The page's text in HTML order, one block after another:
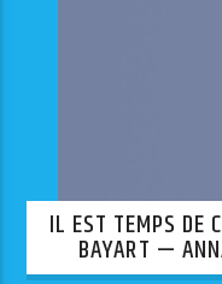
IL EST TEMPS DE
BAYART —